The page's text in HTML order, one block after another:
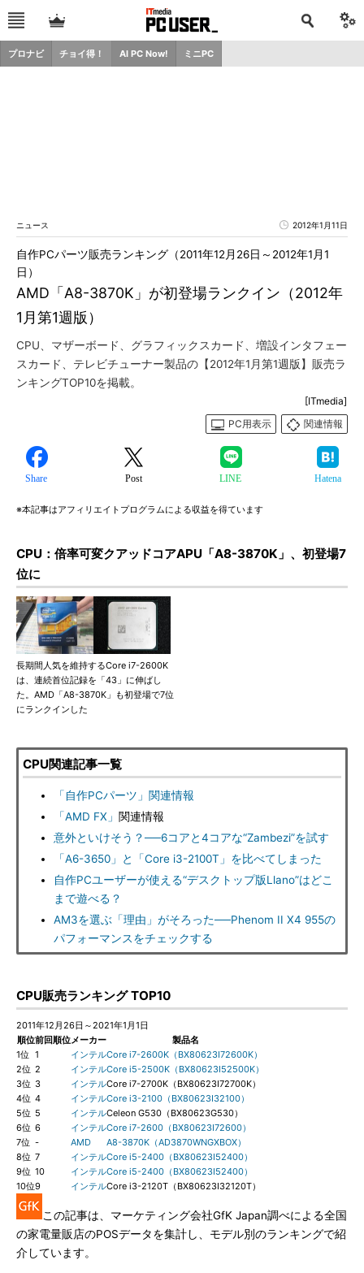
プロナビ チョイ得！ AI PC Now! ミニPC
ニュース 2012年1月11日
AMD「A8-3870K」が初登場ランクイン（2012年
1月第1週版）
自作PCパーツ販売ランキング（2011年12月26日～2012年1月1
日）
CPU、マザーボード、グラフィックスカード、増設インタフェー
スカード、テレビチューナー製品の【2012年1月第1週版】販売ラ
ンキングTOP10を掲載。
[ITmedia]
PC用表示
関連情報
Share Post LINE Hatena
※本記事はアフィリエイトプログラムによる収益を得ています
CPU：倍率可変クアッドコアAPU「A8-3870K」、初登場7
位に
長期間人気を維持するCore i7-2600K
は、連続首位記録を「43」に伸ばし
た。AMD「A8-3870K」も初登場で7位
にランクインした
CPU関連記事一覧
「自作PCパーツ」関連情報
「AMD FX」 関連情報
意外といけそう？──6コアと4コアな“Zambezi”を試す
「A6-3650」と「Core i3-2100T」を比べてしまった
自作PCユーザーが使える“デスクトップ版Llano”はどこ
まで遊べる？
AM3を選ぶ「理由」がそろった──Phenom II X4 955の
パフォーマンスをチェックする
CPU販売ランキング TOP10
2011年12月26日～2021年1月1日
順位前回順位メーカー
製品名
1位 1 インテルCore i7-2600K（BX80623I72600K）
2位 2 インテルCore i5-2500K（BX80623I52500K）
3位 3 インテルCore i7-2700K（BX80623I72700K）
4位 4 インテルCore i3-2100（BX80623I32100）
5位 5 インテルCeleon G530（BX80623G530）
6位 6 インテルCore i7-2600（BX80623I72600）
7位 - AMD
A8-3870K（AD3870WNGXBOX）
8位 7 インテルCore i5-2400（BX80623I52400）
9位 10 インテルCore i5-2400（BX80623I52400）
10位9 インテルCore i3-2120T（BX80623I32120T）
この記事は、マーケティング会社GfK Japan調べによる全国
の家電量販店のPOSデータを集計し、モデル別のランキングで紹
介しています。